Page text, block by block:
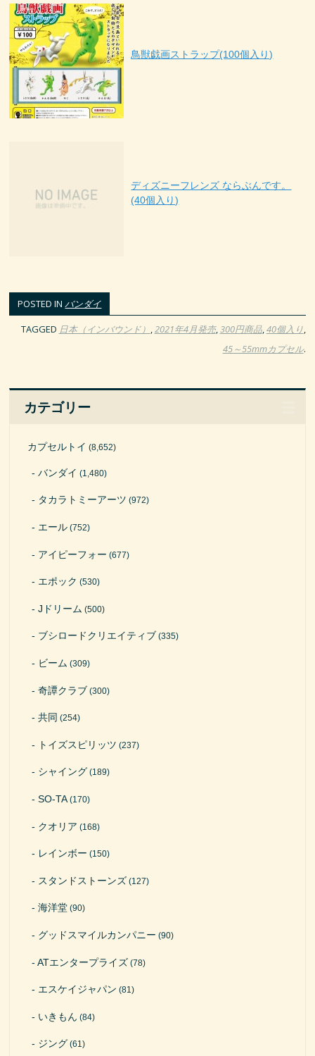
鳥獣戯画ストラップ(100個入り)
ディズニーフレンズ ならぶんです。
(40個入り)
POSTED INバンダイ
TAGGED 日本（インバウンド） ,2021年4月発売,300円商品,40個入り,
45～55mmカプセル.
カテゴリー
カプセルトイ (8,652)
バンダイ (1,480)
タカラトミーアーツ (972)
エール (752)
アイピーフォー (677)
エポック (530)
Jドリーム (500)
ブシロードクリエイティブ (335)
ビーム (309)
奇譚クラブ (300)
共同 (254)
トイズスピリッツ (237)
シャイング (189)
SO-TA(170)
クオリア (168)
レインボー (150)
スタンドストーンズ (127)
海洋堂 (90)
グッドスマイルカンパニー (90)
ATエンタープライズ (78)
エスケイジャパン (81)
いきもん (84)
ジング (61)